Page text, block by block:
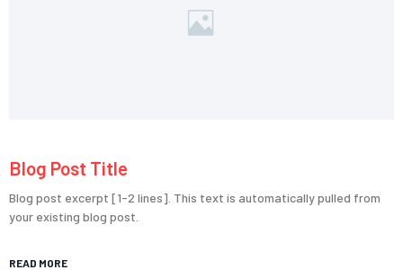
Blog Post Title
Blog post excerpt [1-2 lines]. This text is automatically pulled from
your existing blog post.
READ MORE